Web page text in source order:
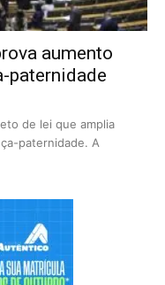
aumento
paternidade
de lei que amplia
paternidade. A